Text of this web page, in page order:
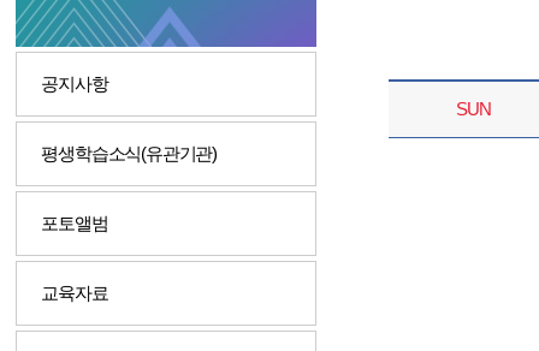
공지사항
평생학습소식(유관기관)
포토앨범
교육자료
SUN